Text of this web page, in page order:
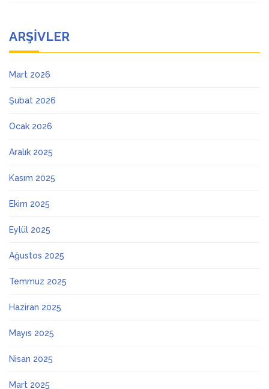
ARŞIVLER
Mart 2026
Şubat 2026
Ocak 2026
Aralık 2025
Kasım 2025
Ekim 2025
Eylül 2025
Ağustos 2025
Temmuz 2025
Haziran 2025
Mayıs 2025
Nisan 2025
Mart 2025